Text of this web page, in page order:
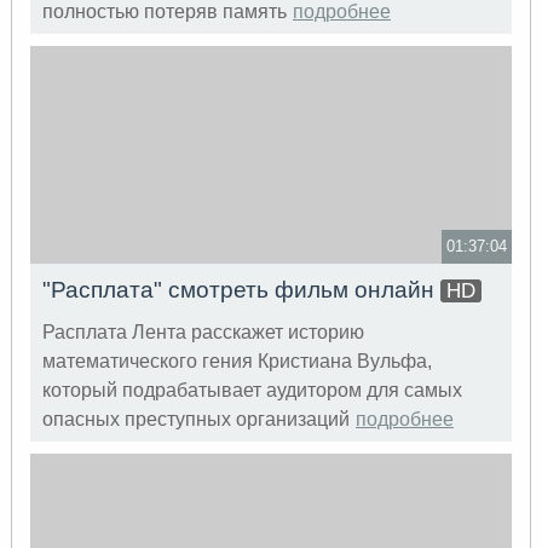
полностью потеряв память подробнее
01:37:04
"Расплата" смотреть фильм онлайн HD
Расплата Лента расскажет историю
математического гения Кристиана Вульфа,
который подрабатывает аудитором для самых
опасных преступных организаций подробнее